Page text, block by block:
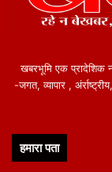
खबरभूमि एक प्रादेशिक
-जगत, व्यापार ,
हमारा पता